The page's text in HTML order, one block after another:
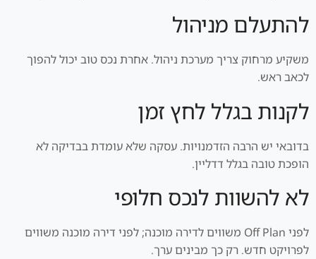
להתעלם מניהול
משקיע מרחוק צריך מערכת ניהול. אחרת נכס טוב יכול להפוך
לכאב ראש.
לקנות בגלל לחץ זמן
בדובאי יש הרבה הזדמנויות. עסקה שלא עומדת בבדיקה לא
הופכת טובה בגלל דדליין.
לא להשוות לנכס חלופי
לפני Off Plan משווים לדירה מוכנה; לפני דירה מוכנה משווים
לפרויקט חדש. רק כך מבינים ערך.